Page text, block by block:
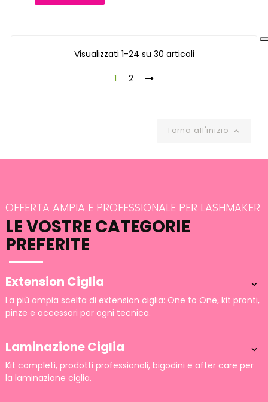
Visualizzati 1-24 su 30 articoli
1 2
Torna all'inizio 
OFFERTA AMPIA E PROFESSIONALE PER LASHMAKER
LE VOSTRE CATEGORIE
PREFERITE
Extension Ciglia 
La più ampia scelta di extension ciglia: One to One, kit pronti,
pinze e accessori per ogni tecnica.
Laminazione Ciglia 
Kit completi, prodotti professionali, bigodini e after care per
la laminazione ciglia.